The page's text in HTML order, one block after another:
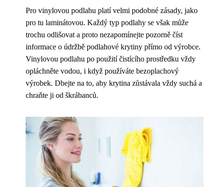
Pro vinylovou podlahu platí velmi podobné zásady, jako
pro tu laminátovou. Každý typ podlahy se však může
trochu odlišovat a proto nezapomínejte pozorně číst
informace o údržbě podlahové krytiny přímo od výrobce.
Vinylovou podlahu po použití čistícího prostředku vždy
opláchněte vodou, i když používáte bezoplachový
výrobek. Dbejte na to, aby krytina zůstávala vždy suchá a
chraňte ji od škrábanců.